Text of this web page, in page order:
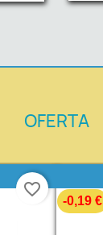
OFERTA
favorite_border
-0,19 €